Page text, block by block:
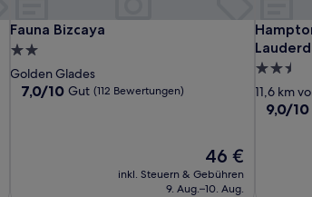
Fauna Bizcaya
Fauna Bizcaya
2.0-
Sterne-
Unterkunft
Golden Glades
7.0
7,0/10 Gut (112 Bewertungen)
Der
Preis
beträgt
46 €
inkl. Steuern & Gebühren
9. Aug.–10. Aug.
2.5-
Sterne-
11,6 km
9.0
9,0/10